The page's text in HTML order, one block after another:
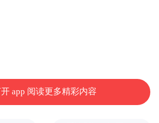
app 阅读更多精彩内容